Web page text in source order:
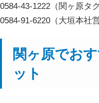
0584-43-1222（関ヶ原タ
0584-91-6220（大垣本社
関ヶ原でお
ット